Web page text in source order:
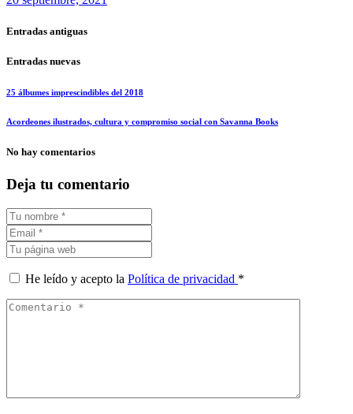
Entradas antiguas
Entradas nuevas
25 álbumes imprescindibles del 2018
Acordeones ilustrados, cultura y compromiso social con Savanna Books
No hay comentarios
Deja tu comentario
He leído y acepto la Política de privacidad *